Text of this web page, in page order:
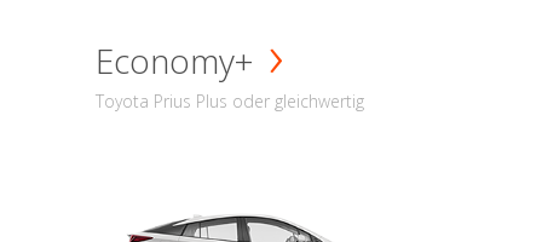
Economy+
Toyota Prius Plus oder gleichwertig